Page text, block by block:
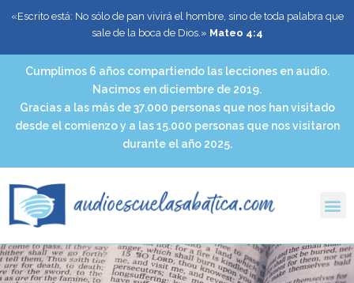
«Escrito está: No sólo de pan vivirá el hombre, sino de toda palabra que
sale de la boca de Dios.» Mateo 4:4
Cumplimos 6 años compartiendo las lecciones en audio.
Nacimos en diciembre de 2019.
Gracias a las más de 37.000 personas que nos han visitado
desde el comienzo y a las 15.000 personas que nos visitaron
durante el año 2025.